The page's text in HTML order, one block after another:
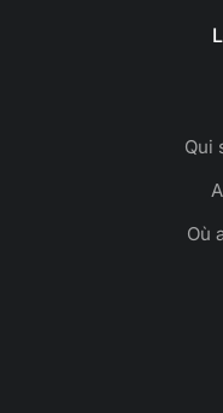
Qui
Où